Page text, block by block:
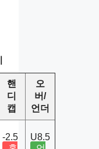
핸
디
캡
오
버/
언더
-2.5
U8.5